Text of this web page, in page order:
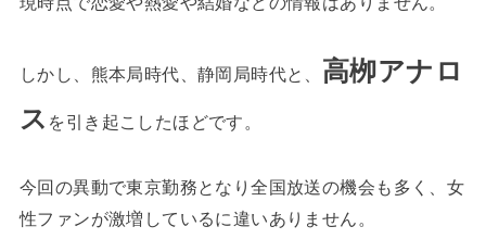
しかし、熊本局時代、静岡局時代と、 高栁アナロ
ス を引き起こしたほどです。
今回の異動で東京勤務となり全国放送の機会も多く、女
性ファンが激増しているに違いありません。